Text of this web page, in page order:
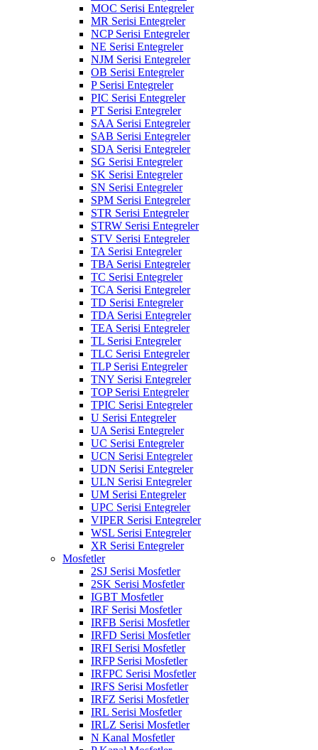
MOC Serisi Entegreler
MR Serisi Entegreler
NCP Serisi Entegreler
NE Serisi Entegreler
NJM Serisi Entegreler
OB Serisi Entegreler
P Serisi Entegreler
PIC Serisi Entegreler
PT Serisi Entegreler
SAA Serisi Entegreler
SAB Serisi Entegreler
SDA Serisi Entegreler
SG Serisi Entegreler
SK Serisi Entegreler
SN Serisi Entegreler
SPM Serisi Entegreler
STR Serisi Entegreler
STRW Serisi Entegreler
STV Serisi Entegreler
TA Serisi Entegreler
TBA Serisi Entegreler
TC Serisi Entegreler
TCA Serisi Entegreler
TD Serisi Entegreler
TDA Serisi Entegreler
TEA Serisi Entegreler
TL Serisi Entegreler
TLC Serisi Entegreler
TLP Serisi Entegreler
TNY Serisi Entegreler
TOP Serisi Entegreler
TPIC Serisi Entegreler
U Serisi Entegreler
UA Serisi Entegreler
UC Serisi Entegreler
UCN Serisi Entegreler
UDN Serisi Entegreler
ULN Serisi Entegreler
UM Serisi Entegreler
UPC Serisi Entegreler
VIPER Serisi Entegreler
WSL Serisi Entegreler
XR Serisi Entegreler
Mosfetler
2SJ Serisi Mosfetler
2SK Serisi Mosfetler
IGBT Mosfetler
IRF Serisi Mosfetler
IRFB Serisi Mosfetler
IRFD Serisi Mosfetler
IRFI Serisi Mosfetler
IRFP Serisi Mosfetler
IRFPC Serisi Mosfetler
IRFS Serisi Mosfetler
IRFZ Serisi Mosfetler
IRL Serisi Mosfetler
IRLZ Serisi Mosfetler
N Kanal Mosfetler